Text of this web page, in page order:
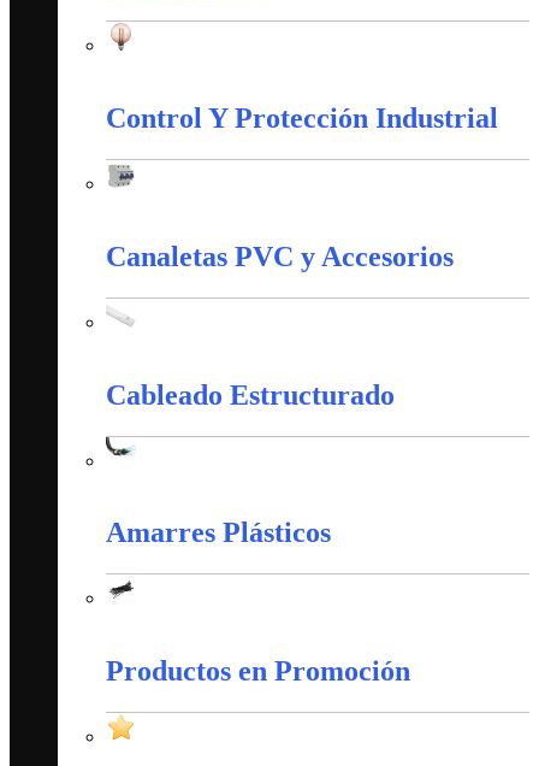
Control Y Protección Industrial
Canaletas PVC y Accesorios
Cableado Estructurado
Amarres Plásticos
Productos en Promoción